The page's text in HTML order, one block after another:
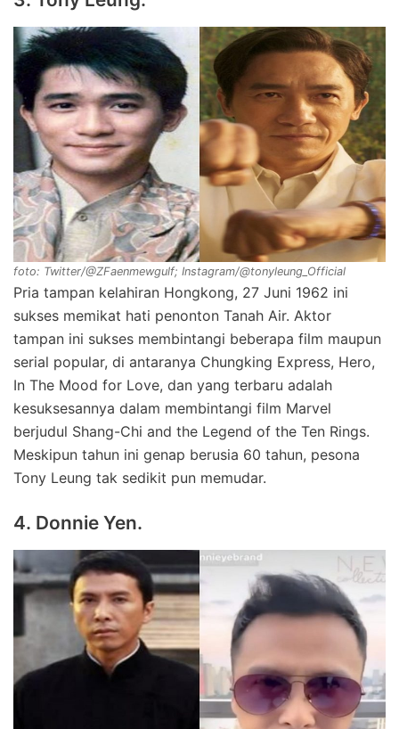
foto: Twitter/@ZFaenmewgulf; Instagram/@tonyleung_Official
Pria tampan kelahiran Hongkong, 27 Juni 1962 ini
sukses memikat hati penonton Tanah Air. Aktor
tampan ini sukses membintangi beberapa film maupun
serial popular, di antaranya Chungking Express, Hero,
In The Mood for Love, dan yang terbaru adalah
kesuksesannya dalam membintangi film Marvel
berjudul Shang-Chi and the Legend of the Ten Rings.
Meskipun tahun ini genap berusia 60 tahun, pesona
Tony Leung tak sedikit pun memudar.
4. Donnie Yen.